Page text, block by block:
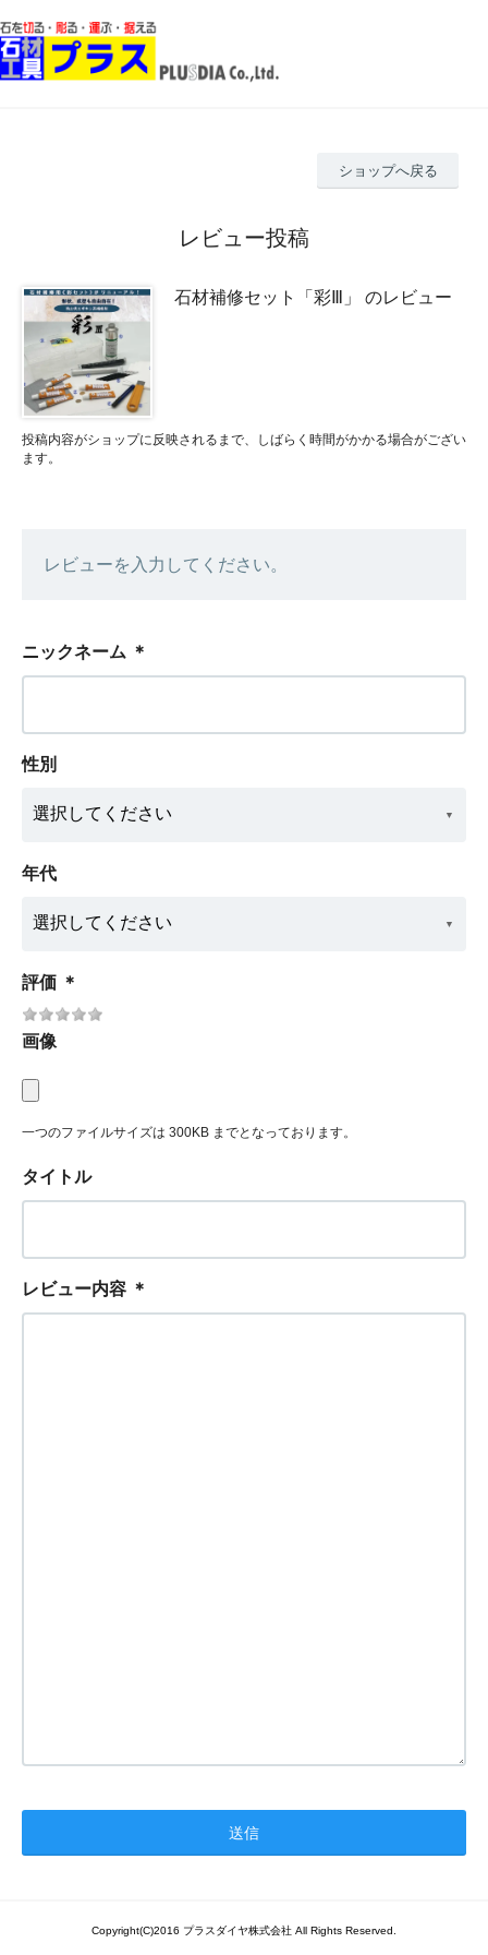
ショップへ戻る
レビュー投稿
石材補修セット「彩Ⅲ」 のレビュー
投稿内容がショップに反映されるまで、しばらく時間がかかる場合がござい
ます。
レビューを入力してください。
ニックネーム ＊
性別
年代
評価 ＊
画像
一つのファイルサイズは 300KB までとなっております。
タイトル
レビュー内容 ＊
Copyright(C)2016 プラスダイヤ株式会社 All Rights Reserved.